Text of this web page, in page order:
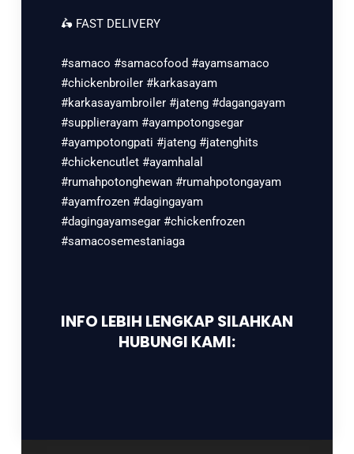
🛵 FAST DELIVERY
#samaco #samacofood #ayamsamaco
#chickenbroiler #karkasayam
#karkasayambroiler #jateng #dagangayam
#supplierayam #ayampotongsegar
#ayampotongpati #jateng #jatenghits
#chickencutlet #ayamhalal
#rumahpotonghewan #rumahpotongayam
#ayamfrozen #dagingayam
#dagingayamsegar #chickenfrozen
#samacosemestaniaga
INFO LEBIH LENGKAP SILAHKAN
HUBUNGI KAMI: